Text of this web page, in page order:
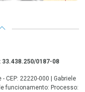
0187-08
CEP: 22220-000 | Gabriele
funcionamento: Processo: